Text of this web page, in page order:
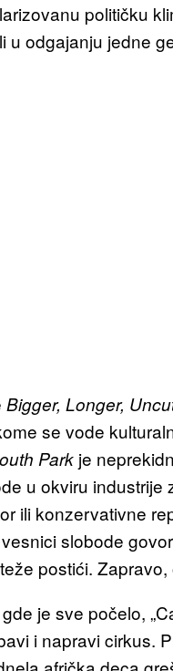
političku
u odgajanju jedne
Bigger, Longer,
se vode
Park je
u okviru
ili konzervativne
slobode
postići.
je sve počelo,
i napravi cirkus.